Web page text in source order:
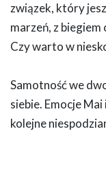
związek, który
marzeń, z biegiem
Czy warto w
Samotność we
siebie. Emocje
kolejne